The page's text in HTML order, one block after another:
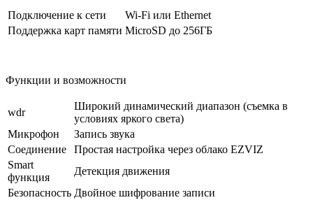
Подключение к сети
Wi-Fi или Ethernet
Поддержка карт памяти MicroSD до 256ГБ
Функции и возможности
wdr
Широкий динамический диапазон (съемка в
условиях яркого света)
Микрофон
Запись звука
Соединение
Простая настройка через облако EZVIZ
Smart
функция
Детекция движения
Безопасность Двойное шифрование записи